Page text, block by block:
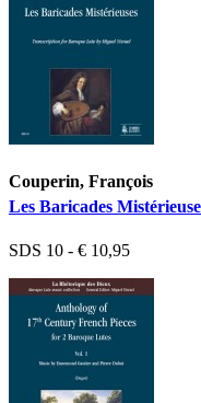
Couperin, François
Les Baricades
SDS 10 - € 10,95